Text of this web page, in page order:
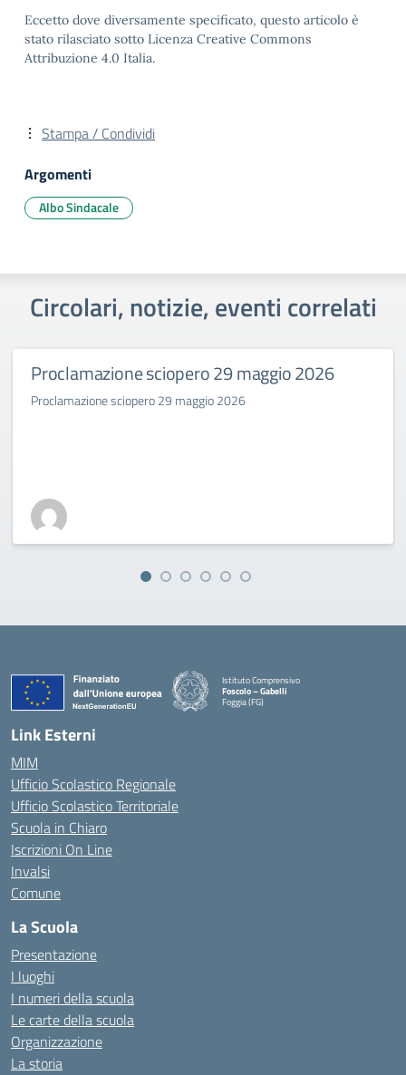
Eccetto dove diversamente specificato, questo articolo è
stato rilasciato sotto Licenza Creative Commons
Attribuzione 4.0 Italia.
Stampa / Condividi
Argomenti
Albo Sindacale
Circolari, notizie, eventi correlati
Proclamazione sciopero 29 maggio 2026
Proclamazione sciopero 29 maggio 2026
Istituto Comprensivo
Foscolo – Gabelli
Foggia (FG)
— Visita la pagina iniziale della scuola
Link Esterni
MIM
Ufficio Scolastico Regionale
Ufficio Scolastico Territoriale
Scuola in Chiaro
Iscrizioni On Line
Invalsi
Comune
La Scuola
Presentazione
I luoghi
I numeri della scuola
Le carte della scuola
Organizzazione
La storia